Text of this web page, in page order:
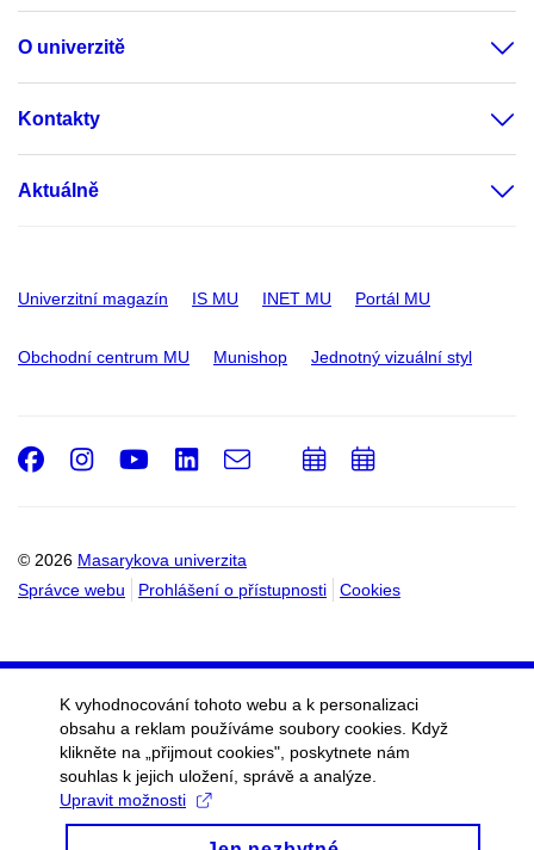
O univerzitě
Kontakty
Aktuálně
Univerzitní magazín IS MU INET MU Portál MU
Obchodní centrum MU Munishop Jednotný vizuální styl
© 2026 Masarykova univerzita
Správce webu
Prohlášení o přístupnosti Cookies
Facebook
Instagram
Youtube
LinkedIn
e-
PřidatPřidat
K vyhodnocování tohoto webu a k personalizaci
obsahu a reklam používáme soubory cookies. Když
klikněte na „přijmout cookies", poskytnete nám
souhlas k jejich uložení, správě a analýze.
Upravit možnosti